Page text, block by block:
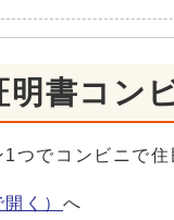
書コン
でコンビニで住
開く）へ